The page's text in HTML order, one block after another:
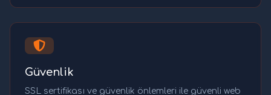
Güvenlik
SSL sertifikası ve güvenlik önlemleri ile güvenli web